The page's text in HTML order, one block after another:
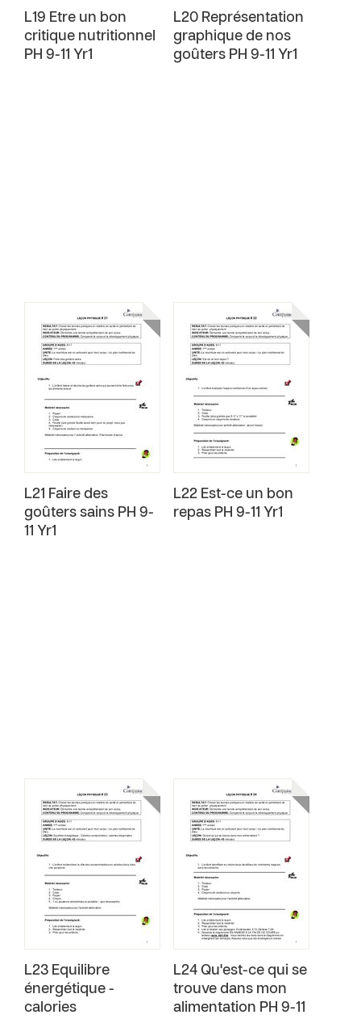
L19 Etre un bon
critique nutritionnel
PH 9-11 Yr1
L20 Représentation
graphique de nos
goûters PH 9-11 Yr1
L21 Faire des
goûters sains PH 9-
11 Yr1
L22 Est-ce un bon
repas PH 9-11 Yr1
L23 Equilibre
énergétique -
calories
L24 Qu'est-ce qui se
trouve dans mon
alimentation PH 9-11